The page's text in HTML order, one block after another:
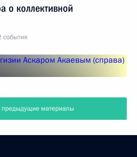
о коллективной
события
предыдущие материалы